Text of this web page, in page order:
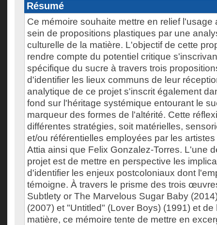
Résumé
Ce mémoire souhaite mettre en relief l'usage
sein de propositions plastiques par une
culturelle de la matière. L'objectif de cette
rendre compte du potentiel critique
spécifique du sucre à travers trois
d'identifier les lieux communs de leur
analytique de ce projet s'inscrit également
fond sur l'héritage systémique entourant le
marqueur des formes de l'altérité. Cette
différentes stratégies, soit matérielles,
et/ou référentielles employées par les
Attia ainsi que Felix Gonzalez-Torres. L'une
projet est de mettre en perspective les
d'identifier les enjeux postcoloniaux dont
témoigne. À travers le prisme des trois
Subtlety or The Marvelous Sugar Baby
(2007) et "Untitled" (Lover Boys) (1991) et de
matière, ce mémoire tente de mettre en